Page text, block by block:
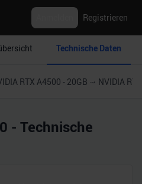
Registrieren
Technische Daten
RTX A4500 - 20GB NVIDIA
- Technische